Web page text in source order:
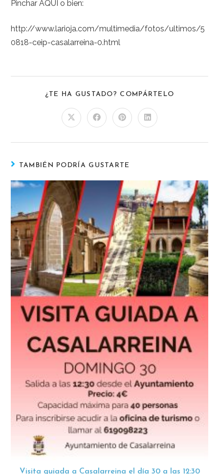
Pinchar AQUÍ o bien:
http://www.larioja.com/multimedia/fotos/ultimos/5
0818-ceip-casalarreina-0.html
¿TE HA GUSTADO? COMPÁRTELO
TAMBIÉN PODRÍA GUSTARTE
Visita guiada a Casalarreina el día 30 a las 12:30